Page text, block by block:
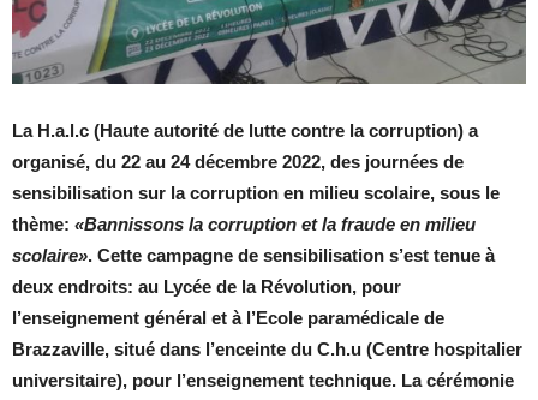
La H.a.l.c (Haute autorité de lutte contre la corruption) a
organisé, du 22 au 24 décembre 2022, des journées de
sensibilisation sur la corruption en milieu scolaire, sous le
thème: «Bannissons la corruption et la fraude en milieu
scolaire». Cette campagne de sensibilisation s’est tenue à
deux endroits: au Lycée de la Révolution, pour
l’enseignement général et à l’Ecole paramédicale de
Brazzaville, situé dans l’enceinte du C.h.u (Centre hospitalier
universitaire), pour l’enseignement technique. La cérémonie